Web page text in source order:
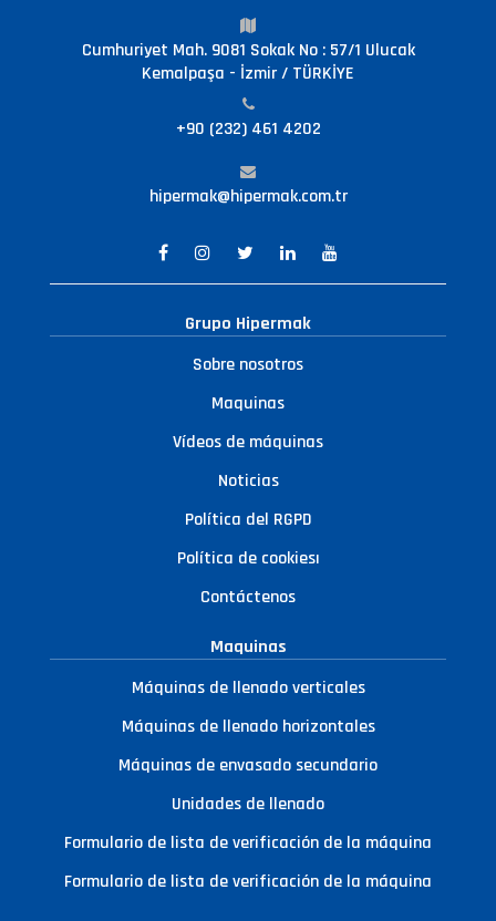
Cumhuriyet Mah. 9081 Sokak No : 57/1 Ulucak
Kemalpaşa - İzmir / TÜRKİYE
+90 (232) 461 4202
hipermak@hipermak.com.tr
Grupo Hipermak
Sobre nosotros
Maquinas
Vídeos de máquinas
Noticias
Política del RGPD
Política de cookiesı
Contáctenos
Maquinas
Máquinas de llenado verticales
Máquinas de llenado horizontales
Máquinas de envasado secundario
Unidades de llenado
Formulario de lista de verificación de la máquina
Formulario de lista de verificación de la máquina